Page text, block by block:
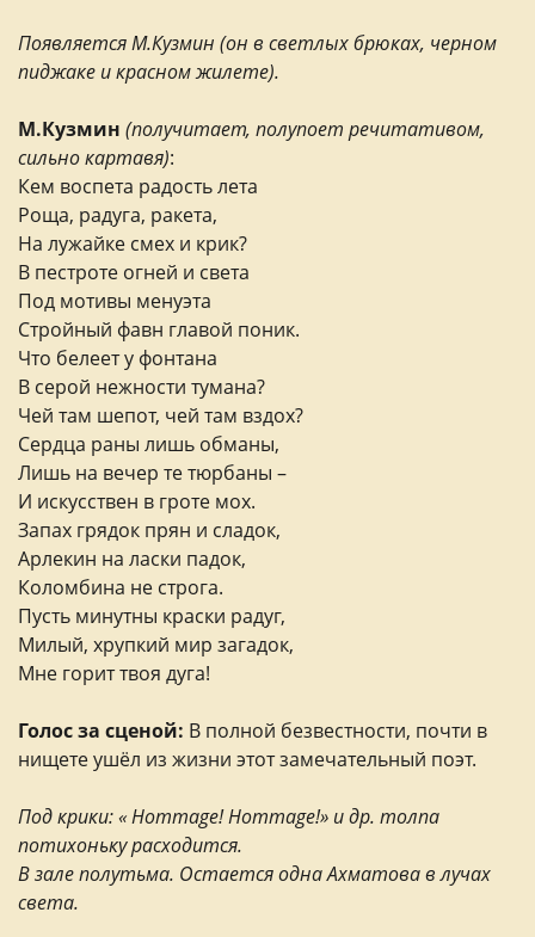
Появляется М.Кузмин (он в светлых брюках, черном
пиджаке и красном жилете).
М.Кузмин (получитает, полупоет речитативом,
сильно картавя):
Кем воспета радость лета
Роща, радуга, ракета,
На лужайке смех и крик?
В пестроте огней и света
Под мотивы менуэта
Стройный фавн главой поник.
Что белеет у фонтана
В серой нежности тумана?
Чей там шепот, чей там вздох?
Сердца раны лишь обманы,
Лишь на вечер те тюрбаны –
И искусствен в гроте мох.
Запах грядок прян и сладок,
Арлекин на ласки падок,
Коломбина не строга.
Пусть минутны краски радуг,
Милый, хрупкий мир загадок,
Мне горит твоя дуга!
Голос за сценой: В полной безвестности, почти в
нищете ушёл из жизни этот замечательный поэт.
Под крики: « Hommage! Hommage!» и др. толпа
потихоньку расходится.
В зале полутьма. Остается одна Ахматова в лучах
света.